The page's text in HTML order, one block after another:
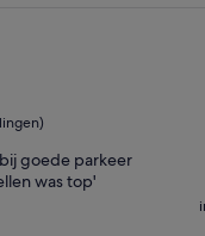
goede parkeer
was top'